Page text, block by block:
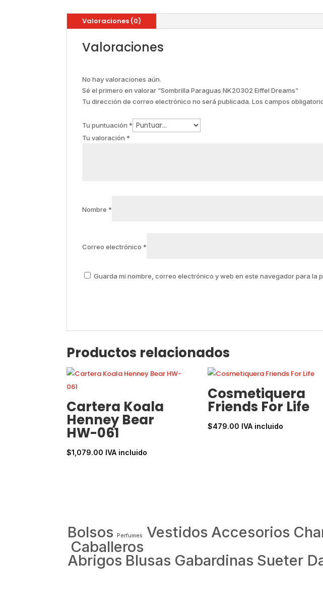
Valoraciones (0)
Valoraciones
No hay valoraciones aún.
Sé el primero en valorar “Sombrilla Paraguas NK20302 Eiffel Dreams”
Tu dirección de correo electrónico no será publicada. Los campos
Tu puntuación *
Tu valoración *
Nombre *
Correo electrónico *
Guarda mi nombre, correo electrónico y web en este navegador para la
Productos relacionados
Cartera Koala
Henney Bear
HW-061
$1,079.00 IVA incluido
Cosmetiquera
Friends For Life
$479.00 IVA incluido
Bolsos Perfumes Vestidos Accesorios
Caballeros
Abrigos Blusas Gabardinas Sueter